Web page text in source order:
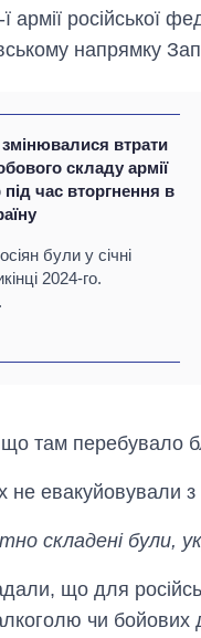
ї армії російської
напрямку
втрати
складу армії
час вторгнення в
були у січні
2024-го.
там перебувало
не евакуйовували
складені були,
що для
чи